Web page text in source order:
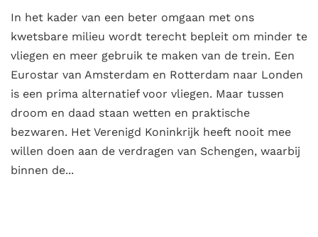
In het kader van een beter omgaan met ons
kwetsbare milieu wordt terecht bepleit om minder te
vliegen en meer gebruik te maken van de trein. Een
Eurostar van Amsterdam en Rotterdam naar Londen
is een prima alternatief voor vliegen. Maar tussen
droom en daad staan wetten en praktische
bezwaren. Het Verenigd Koninkrijk heeft nooit mee
willen doen aan de verdragen van Schengen, waarbij
binnen de...